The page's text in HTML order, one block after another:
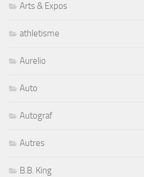
Arts & Expos
athletisme
Aurelio
Auto
Autograf
Autres
B.B. King